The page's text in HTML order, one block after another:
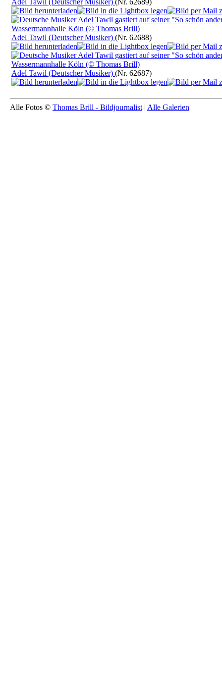
Adel Tawil (Deutscher Musiker) (Nr. 62688)
Adel Tawil (Deutscher Musiker) (Nr. 62687)
Alle Fotos © Thomas Brill - Bildjournalist | Alle Galerien